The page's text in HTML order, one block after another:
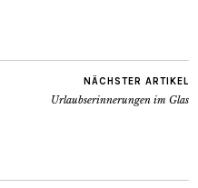
NÄCHSTER ARTIKEL
Urlaubserinnerungen im Glas